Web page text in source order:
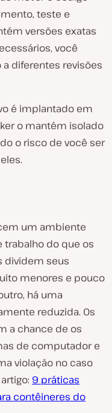
teste e
versões exatas
você
diferentes revisões
é implantado em
o mantém isolado
o risco de você ser
um ambiente
trabalho do que os
dividem seus
menores e pouco
há uma
reduzida. Os
a chance de os
de computador e
violação no caso
9 práticas
contêineres do